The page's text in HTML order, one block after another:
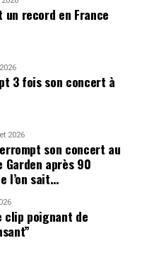
un record en France
3 fois son concert à
2026
son concert au
Garden après 90
l’on sait…
clip poignant de